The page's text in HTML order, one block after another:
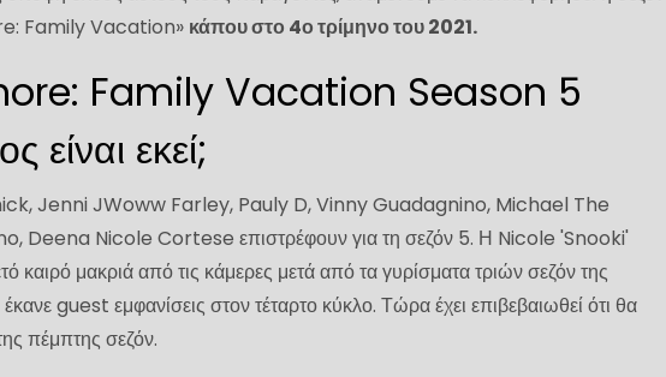
Family Vacation» κάπου στο 4ο τρίμηνο του 2021.
Family Vacation Season 5
είναι εκεί;
Jenni JWoww Farley, Pauly D, Vinny Guadagnino, Michael The
Deena Nicole Cortese επιστρέφουν για τη σεζόν 5. Η Nicole 'Snooki'
καιρό μακριά από τις κάμερες μετά από τα γυρίσματα τριών σεζόν της
guest εμφανίσεις στον τέταρτο κύκλο. Τώρα έχει επιβεβαιωθεί ότι θα
πέμπτης σεζόν.